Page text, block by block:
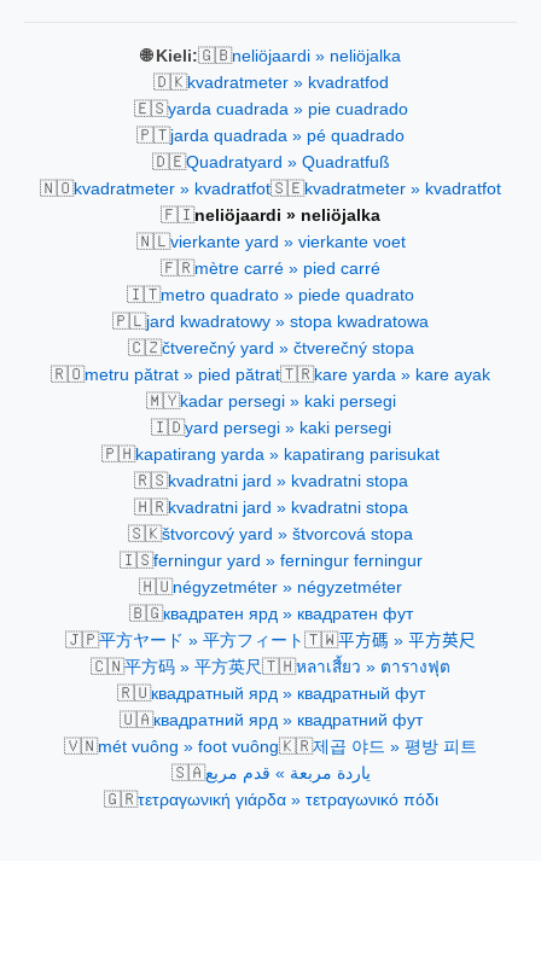
🌐 Kieli:🇬🇧neliöjaardi » neliöjalka
🇩🇰kvadratmeter » kvadratfod
🇪🇸yarda cuadrada » pie cuadrado
🇵🇹jarda quadrada » pé quadrado
🇩🇪Quadratyard » Quadratfuß
🇳🇴kvadratmeter » kvadratfot🇸🇪kvadratmeter » kvadratfot
🇫🇮neliöjaardi » neliöjalka
🇳🇱vierkante yard » vierkante voet
🇫🇷mètre carré » pied carré
🇮🇹metro quadrato » piede quadrato
🇵🇱jard kwadratowy » stopa kwadratowa
🇨🇿čtverečný yard » čtverečný stopa
🇷🇴metru pătrat » pied pătrat🇹🇷kare yarda » kare ayak
🇲🇾kadar persegi » kaki persegi
🇮🇩yard persegi » kaki persegi
🇵🇭kapatirang yarda » kapatirang parisukat
🇷🇸kvadratni jard » kvadratni stopa
🇭🇷kvadratni jard » kvadratni stopa
🇸🇰štvorcový yard » štvorcová stopa
🇮🇸ferningur yard » ferningur ferningur
🇭🇺négyzetméter » négyzetméter
🇧🇬квадратен ярд » квадратен фут
🇯🇵平方ヤード » 平方フィート 🇹🇼平方碼 » 平方英尺
🇨🇳平方码 » 平方英尺🇹🇭หลาเสี้ยว » ตารางฟุต
🇷🇺квадратный ярд » квадратный фут
🇺🇦квадратний ярд » квадратний фут
🇻🇳mét vuông » foot vuông🇰🇷제곱 야드 » 평방 피트
🇸🇦ياردة مربعة » قدم مربع
🇬🇷τετραγωνική γιάρδα » τετραγωνικό πόδι